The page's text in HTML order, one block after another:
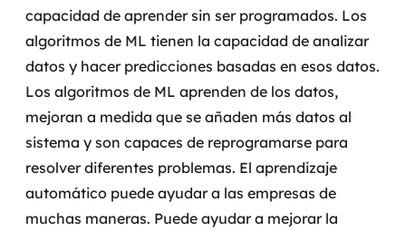
Consultoria de segurança
Simulação de Phishing
Segurança de aplicações e Cloud
capacidad de aprender sin ser programados. Los
algoritmos de ML tienen la capacidad de analizar
datos y hacer predicciones basadas en esos datos.
Los algoritmos de ML aprenden de los datos,
mejoran a medida que se añaden más datos al
sistema y son capaces de reprogramarse para
resolver diferentes problemas. El aprendizaje
automático puede ayudar a las empresas de
muchas maneras. Puede ayudar a mejorar la